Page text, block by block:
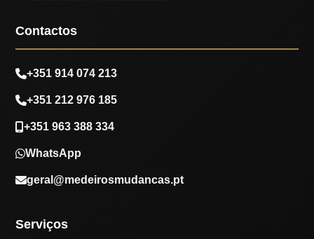
Contactos
+351 914 074 213
+351 212 976 185
+351 963 388 334
WhatsApp
geral@medeirosmudancas.pt
Serviços